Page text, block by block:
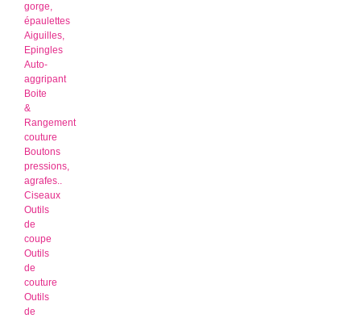
gorge,
épaulettes
Aiguilles,
Epingles
Auto-
aggripant
Boite
&
Rangement
couture
Boutons
pressions,
agrafes..
Ciseaux
Outils
de
coupe
Outils
de
couture
Outils
de